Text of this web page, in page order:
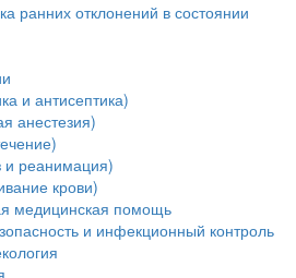
ранних отклонений в состоянии
и антисептика)
анестезия)
и реанимация)
крови)
медицинская помощь
и инфекционный контроль